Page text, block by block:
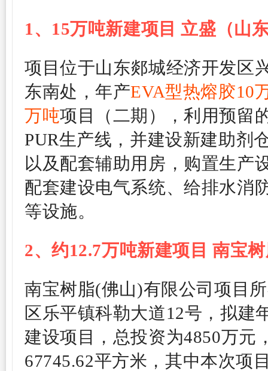
1、15万吨新建项目 立盛（山
项目位于山东郯城经济开发区
东南处，年产EVA型热熔胶10
万吨项目（二期），利用预留
PUR生产线，并建设新建助剂
以及配套辅助用房，购置生产
配套建设电气系统、给排水消
等设施。
2、约12.7万吨新建项目南宝
南宝树脂(佛山)有限公司项目
区乐平镇科勒大道12号，拟建
建设项目，总投资为4850万元
67745.62平方米，其中本次项